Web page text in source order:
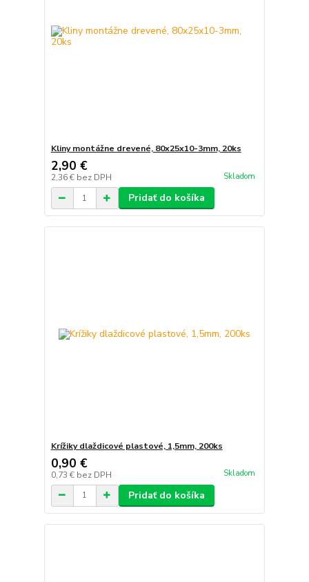
Kliny montážne drevené, 80x25x10-3mm, 20ks
2,90 €
2,36 € bez DPH Skladom
Pridať do košíka
Krížiky dlaždicové plastové, 1,5mm, 200ks
0,90 €
0,73 € bez DPH Skladom
Pridať do košíka